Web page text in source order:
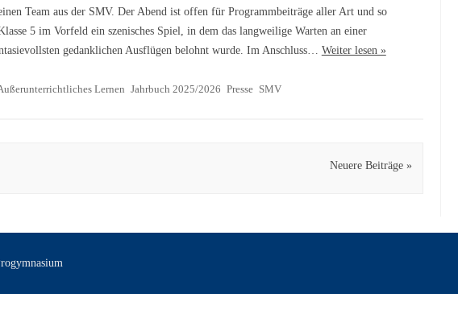
Team aus der SMV. Der Abend ist offen für Programmbeiträge aller Art und so
5 im Vorfeld ein szenisches Spiel, in dem das langweilige Warten an einer
gedanklichen Ausflügen belohnt wurde. Im Anschluss… Weiter lesen »
Lernen Jahrbuch 2025/2026 Presse SMV
Neuere Beiträge »